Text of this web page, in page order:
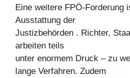
Eine weitere FPÖ-Forderung
Ausstattung der
Justizbehörden . Richter,
arbeiten teils
unter enormem Druck – zu
lange Verfahren. Zudem